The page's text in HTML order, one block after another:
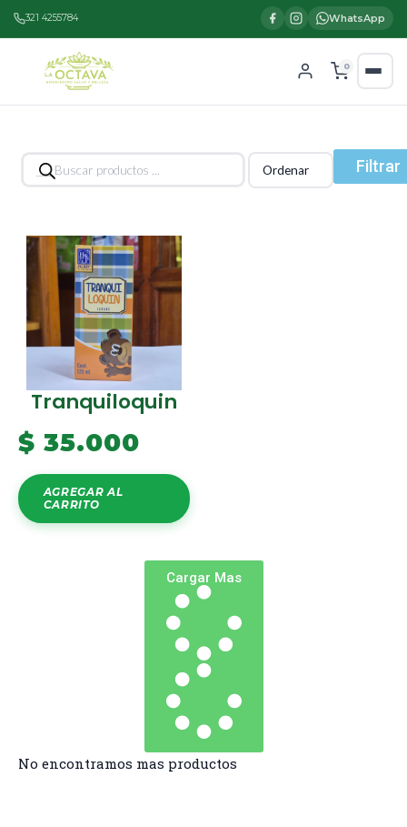
321 4255784 WhatsApp
0
Búsqueda
de
Filtrar
Tranquiloquin
$ 35.000
AGREGAR AL
CARRITO
Cargar Mas
No encontramos mas productos